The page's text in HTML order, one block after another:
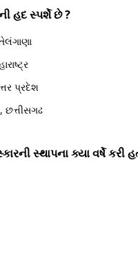
હદ સ્પર્શે છે ?
પ્રદેશ
છત્તીસગઢ
સ્થાપના ક્યા વર્ષે કરી